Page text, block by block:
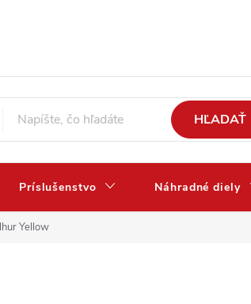
HĽADAŤ
Príslušenstvo Náhradné diely
Yellow